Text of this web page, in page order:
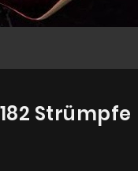
Strümpfe